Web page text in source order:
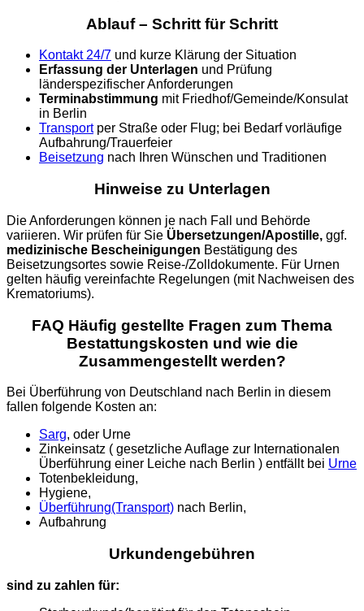
Ablauf – Schritt für Schritt
Kontakt 24/7 und kurze Klärung der Situation
Erfassung der Unterlagen und Prüfung
länderspezifischer Anforderungen
Terminabstimmung mit Friedhof/Gemeinde/Konsulat
in Berlin
Transportper Straße oder Flug; bei Bedarf vorläufige
Aufbahrung/Trauerfeier
Beisetzung nach Ihren Wünschen und Traditionen
Hinweise zu Unterlagen
Die Anforderungen können je nach Fall und Behörde
variieren. Wir prüfen für Sie Übersetzungen/Apostille, ggf.
medizinische Bescheinigungen Bestätigung des
Beisetzungsortes sowie Reise-/Zolldokumente. Für Urnen
gelten häufig vereinfachte Regelungen (mit Nachweisen des
Krematoriums).
FAQ Häufig gestellte Fragen zum Thema
Bestattungskosten und wie die
Zusammengestellt werden?
Bei Überführung von Deutschland nach Berlin in diesem
fallen folgende Kosten an:
Sarg, oder Urne
Zinkeinsatz ( gesetzliche Auflage zur Internationalen
Überführung einer Leiche nach Berlin ) entfällt bei Urne
Totenbekleidung,
Hygiene,
Überführung(Transport) nach Berlin,
Aufbahrung
Urkundengebühren
sind zu zahlen für: